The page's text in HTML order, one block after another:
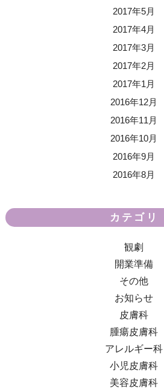
2017年5月
2017年4月
2017年3月
2017年2月
2017年1月
2016年12月
2016年11月
2016年10月
2016年9月
2016年8月
カテゴリ
観劇
開業準備
その他
お知らせ
皮膚科
腫瘍皮膚科
アレルギー科
小児皮膚科
美容皮膚科